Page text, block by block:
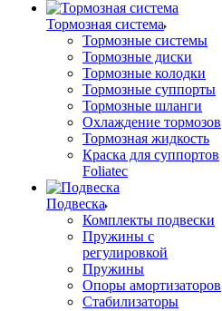
Тормозная система
Тормозные системы
Тормозные диски
Тормозные колодки
Тормозные суппорты
Тормозные шланги
Охлаждение тормозов
Тормозная жидкость
Краска для суппортов
Foliatec
Подвеска
Комплекты подвески
Пружины с
регулировкой
Пружины
Опоры амортизаторов
Стабилизаторы